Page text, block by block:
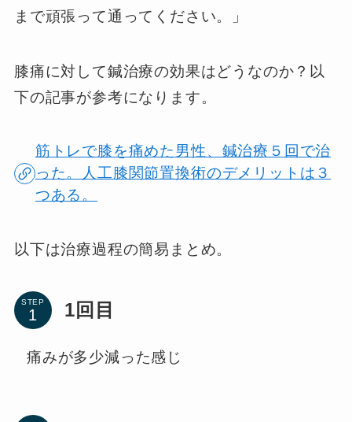
まで頑張って通ってください。」
膝痛に対して鍼治療の効果はどうなのか？以
下の記事が参考になります。
筋トレで膝を痛めた男性、鍼治療５回で治
った。人工膝関節置換術のデメリットは３
つある。
以下は治療過程の簡易まとめ。
STEP 1回目
痛みが多少減った感じ